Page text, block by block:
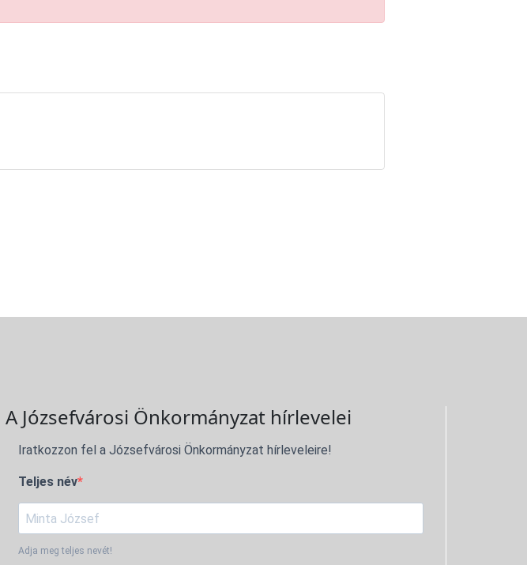
A Józsefvárosi Önkormányzat hírlevelei
Iratkozzon fel a Józsefvárosi Önkormányzat hírleveleire!
Teljes név
Adja meg teljes nevét!